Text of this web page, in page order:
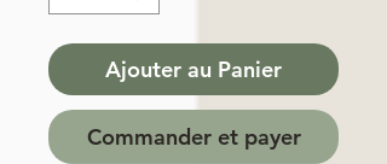
Ajouter au Panier
Commander et payer